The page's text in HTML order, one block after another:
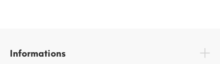
Informations